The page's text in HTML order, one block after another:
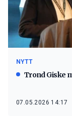
NYTT
Trond Giske
07.05.2026 14:17